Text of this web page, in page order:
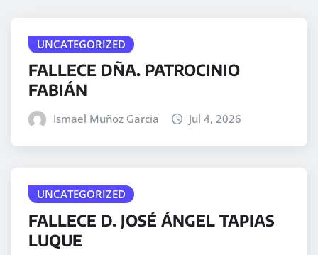
UNCATEGORIZED
FALLECE DÑA. PATROCINIO
FABIÁN
Ismael Muñoz Garcia Jul 4, 2026
UNCATEGORIZED
FALLECE D. JOSÉ ÁNGEL TAPIAS
LUQUE